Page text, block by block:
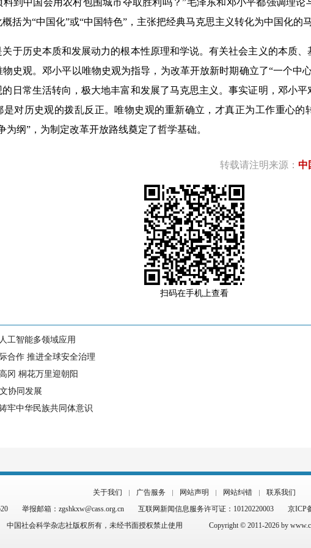
料到中国会用农村包围城市夺取胜利吗？”毛泽东和邓小平都强调理
括为“中国化”或“中国特色”，主张把经典马克思主义转化为中国化的
历史本质和发展动力的根本性原理和学说。有关社会主义的本质、
史观。邓小平以唯物史观为指导，为改革开放新时期确立了“一个中
日常生活转向，极大地丰富和发展了马克思主义。事实证明，邓小平
是对历史观的拨乱反正。唯物史观的重新确立，才真正为工作重心的
为纲”，为制定改革开放路线奠定了哲学基础。
转载请注明来源： 中
扫码在手机上查看
工智能多领域应用
合作 推进全球安全治理
冈 桐花万里迎朝阳
协同发展
牢中华民族共同体意识
关于我们 广告服务 网站声明 网站纠错
联系我们
举报邮箱：zgshkxw@cass.org.cn 互联网新闻信息服务许可证：10120220003 京ICP
中国社会科学杂志社版权所有，未经书面授权禁止使用
Copyright © 2011-2026 by